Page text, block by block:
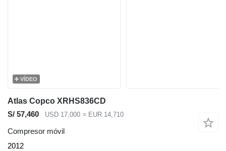
VÍDEO
Atlas Copco XRHS836CD
S/ 57,460
USD 17,000 ≈ EUR 14,710
Compresor móvil
2012